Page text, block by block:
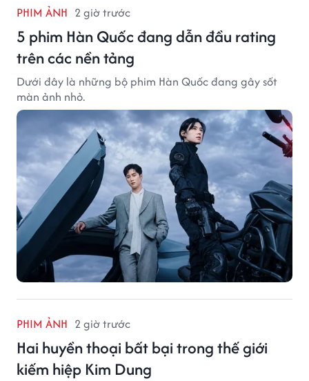
PHIM ẢNH 2 giờ trước
5 phim Hàn Quốc đang dẫn đầu rating
trên các nền tảng
Dưới đây là những bộ phim Hàn Quốc đang gây sốt
màn ảnh nhỏ.
PHIM ẢNH 2 giờ trước
Hai huyền thoại bất bại trong thế giới
kiếm hiệp Kim Dung